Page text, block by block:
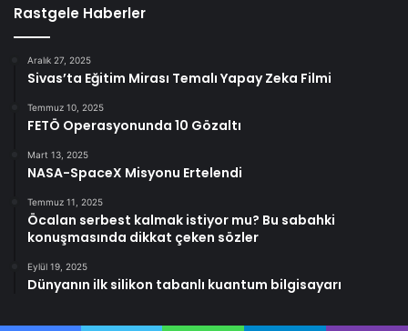
Rastgele Haberler
Aralık 27, 2025
Sivas’ta Eğitim Mirası Temalı Yapay Zeka Filmi
Temmuz 10, 2025
FETÖ Operasyonunda 10 Gözaltı
Mart 13, 2025
NASA-SpaceX Misyonu Ertelendi
Temmuz 11, 2025
Öcalan serbest kalmak istiyor mu? Bu sabahki
konuşmasında dikkat çeken sözler
Eylül 19, 2025
Dünyanın ilk silikon tabanlı kuantum bilgisayarı